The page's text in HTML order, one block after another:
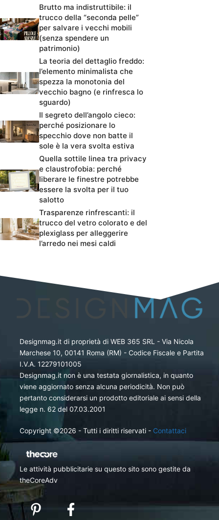
Brutto ma indistruttibile: il
trucco della “seconda pelle”
per salvare i vecchi mobili
(senza spendere un
patrimonio)
La teoria del dettaglio freddo:
l’elemento minimalista che
spezza la monotonia del
vecchio bagno (e rinfresca lo
sguardo)
Il segreto dell’angolo cieco:
perché posizionare lo
specchio dove non batte il
sole è la vera svolta estiva
Quella sottile linea tra privacy
e claustrofobia: perché
liberare le finestre potrebbe
essere la svolta per il tuo
salotto
Trasparenze rinfrescanti: il
trucco del vetro colorato e del
plexiglass per alleggerire
l’arredo nei mesi caldi
Designmag.it di proprietà di WEB 365 SRL - Via Nicola
Marchese 10, 00141 Roma (RM) - Codice Fiscale e Partita
I.V.A. 12279101005
Designmag.it non è una testata giornalistica, in quanto
viene aggiornato senza alcuna periodicità. Non può
pertanto considerarsi un prodotto editoriale ai sensi della
legge n. 62 del 07.03.2001
Copyright ©2026 - Tutti i diritti riservati - Contattaci
Le attività pubblicitarie su questo sito sono gestite da
theCoreAdv